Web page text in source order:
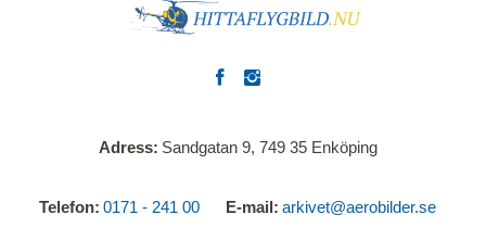
Adress Sandgatan 9, 749 35 Enköping
Telefon 0171 - 241 00 E-mail arkivet@aerobilder.se